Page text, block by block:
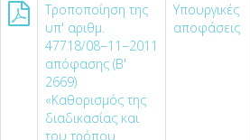
Τροποποίηση της
υπ' αριθμ.
47718/08−11−2011
απόφασης (Β'
2669)
«Καθορισμός της
διαδικασίας και
του τρόπου
Υπουργικές
αποφάσεις